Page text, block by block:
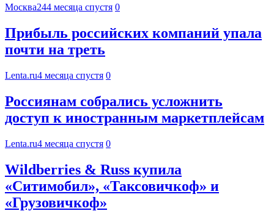
Москва244 месяца спустя 0
Прибыль российских компаний упала
почти на треть
Lenta.ru4 месяца спустя 0
Россиянам собрались усложнить
доступ к иностранным маркетплейсам
Lenta.ru4 месяца спустя 0
Wildberries & Russ купила
«Ситимобил», «Таксовичкоф» и
«Грузовичкоф»